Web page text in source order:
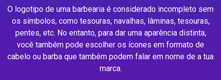
O logotipo de uma barbearia é considerado incompleto sem
os símbolos, como tesouras, navalhas, lâminas, tesouras,
pentes, etc. No entanto, para dar uma aparência distinta,
você também pode escolher os ícones em formato de
cabelo ou barba que também podem falar em nome de a tua
marca.